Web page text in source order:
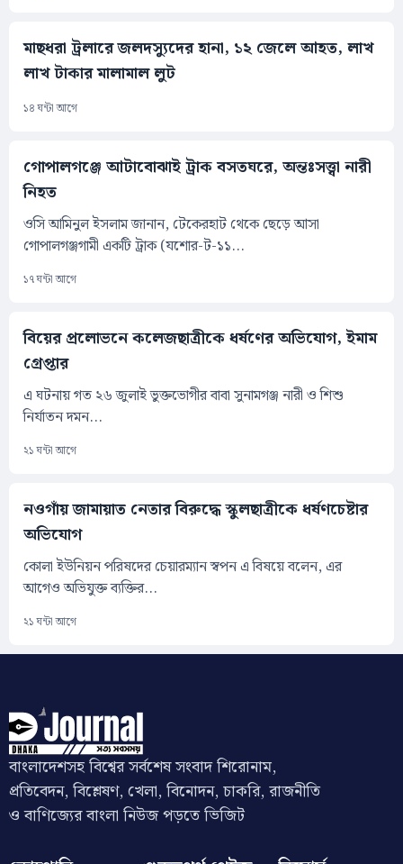
মাছধরা ট্রলারে জলদস্যুদের হানা, ১২ জেলে আহত, লাখ
লাখ টাকার মালামাল লুট
১৪ ঘন্টা আগে
গোপালগঞ্জে আটাবোঝাই ট্রাক বসতঘরে, অন্তঃসত্ত্বা নারী
নিহত
ওসি আমিনুল ইসলাম জানান, টেকেরহাট থেকে ছেড়ে আসা
গোপালগঞ্জগামী একটি ট্রাক (যশোর-ট-১১...
১৭ ঘন্টা আগে
বিয়ের প্রলোভনে কলেজছাত্রীকে ধর্ষণের অভিযোগ, ইমাম
গ্রেপ্তার
এ ঘটনায় গত ২৬ জুলাই ভুক্তভোগীর বাবা সুনামগঞ্জ নারী ও শিশু
নির্যাতন দমন...
২১ ঘন্টা আগে
নওগাঁয় জামায়াত নেতার বিরুদ্ধে স্কুলছাত্রীকে ধর্ষণচেষ্টার
অভিযোগ
কোলা ইউনিয়ন পরিষদের চেয়ারম্যান স্বপন এ বিষয়ে বলেন, এর
আগেও অভিযুক্ত ব্যক্তির...
২১ ঘন্টা আগে
বাংলাদেশসহ বিশ্বের সর্বশেষ সংবাদ শিরোনাম,
প্রতিবেদন, বিশ্লেষণ, খেলা, বিনোদন, চাকরি, রাজনীতি
ও বাণিজ্যের বাংলা নিউজ পড়তে ভিজিট